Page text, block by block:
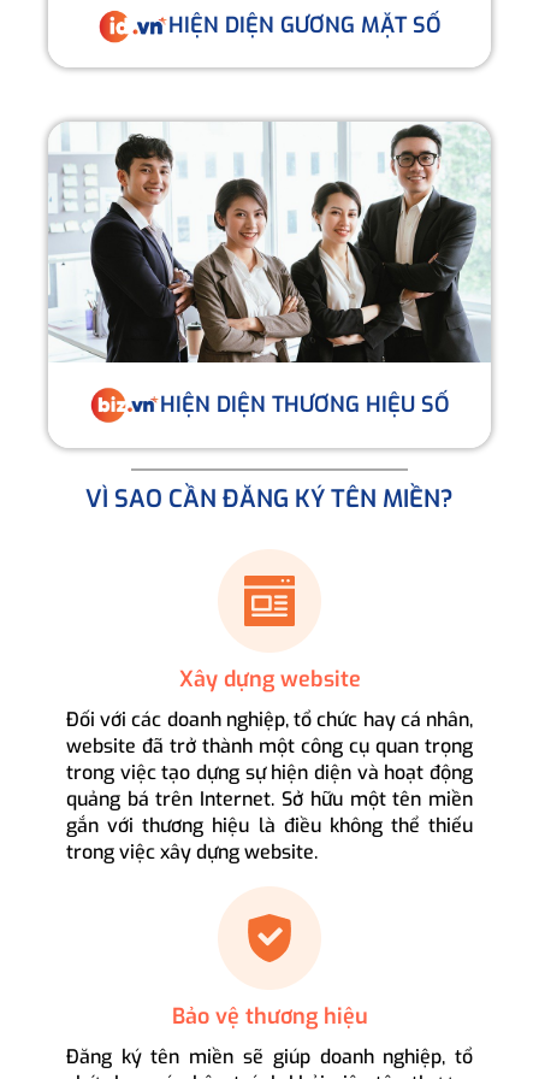
HIỆN DIỆN GƯƠNG MẶT SỐ
HIỆN DIỆN THƯƠNG HIỆU SỐ
VÌ SAO CẦN ĐĂNG KÝ TÊN MIỀN?
Xây dựng website
Đối với các doanh nghiệp, tổ chức hay cá nhân,
website đã trở thành một công cụ quan trọng
trong việc tạo dựng sự hiện diện và hoạt động
quảng bá trên Internet. Sở hữu một tên miền
gắn với thương hiệu là điều không thể thiếu
trong việc xây dựng website.
Bảo vệ thương hiệu
Đăng ký tên miền sẽ giúp doanh nghiệp, tổ